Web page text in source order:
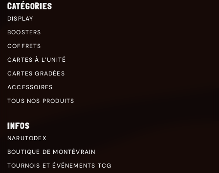
CATÉGORIES
DISPLAY
BOOSTERS
COFFRETS
CARTES À L’UNITÉ
CARTES GRADÉES
ACCESSOIRES
TOUS NOS PRODUITS
INFOS
NARUTODEX
BOUTIQUE DE MONTÉVRAIN
TOURNOIS ET ÉVÉNEMENTS TCG